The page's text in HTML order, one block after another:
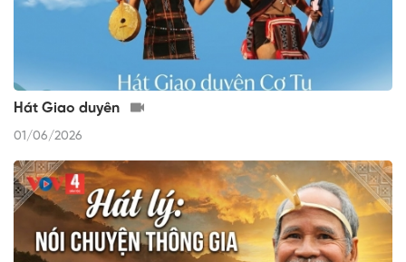
Hát Giao duyên
01/06/2026